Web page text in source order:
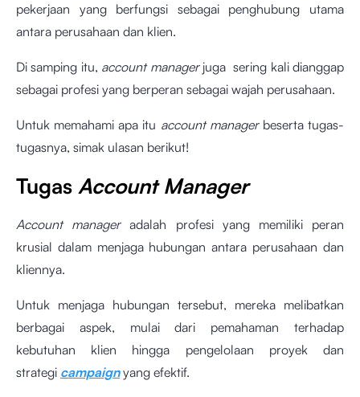
pekerjaan yang berfungsi sebagai penghubung utama
antara perusahaan dan klien.
Di samping itu, account manager juga sering kali dianggap
sebagai profesi yang berperan sebagai wajah perusahaan.
Untuk memahami apa itu account manager beserta tugas-
tugasnya, simak ulasan berikut!
Tugas Account Manager
Account manageradalah profesi yang memiliki peran
krusial dalam menjaga hubungan antara perusahaan dan
kliennya.
Untuk menjaga hubungan tersebut, mereka melibatkan
berbagai aspek, mulai dari pemahaman terhadap
kebutuhan klien hingga pengelolaan proyek dan
strategi campaignyang efektif.